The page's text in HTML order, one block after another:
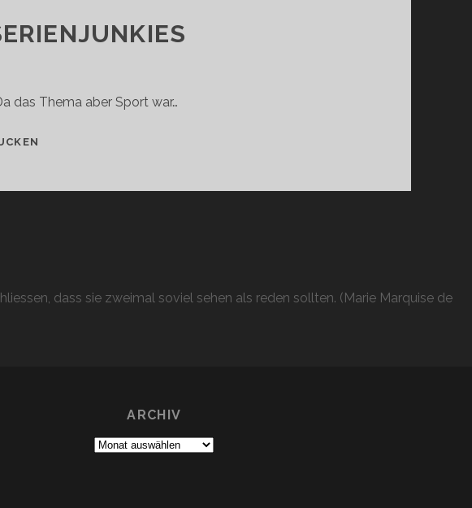
das Thema aber Sport war…
dass sie zweimal soviel sehen als reden sollten. (Marie Marquise de
ARCHIV
Archiv